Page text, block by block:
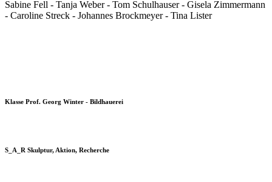
Sabine Fell - Tanja Weber - Tom Schulhauser - Gisela Zimmermann
- Caroline Streck - Johannes Brockmeyer - Tina Lister
Klasse Prof. Georg Winter - Bildhauerei
S_A_R Skulptur, Aktion, Recherche